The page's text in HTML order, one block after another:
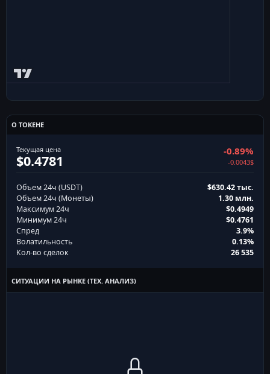
О ТОКЕНЕ
Текущая цена
$0.4781
-0.89%
-0.0043$
Объем 24ч (USDT)
$630.42 тыс.
Объем 24ч (Монеты)
1.30 млн.
Максимум 24ч
$0.4949
Минимум 24ч
$0.4761
Спред
3.9%
Волатильность
0.13%
Кол-во сделок
26 535
СИТУАЦИИ НА РЫНКЕ (ТЕХ. АНАЛИЗ)